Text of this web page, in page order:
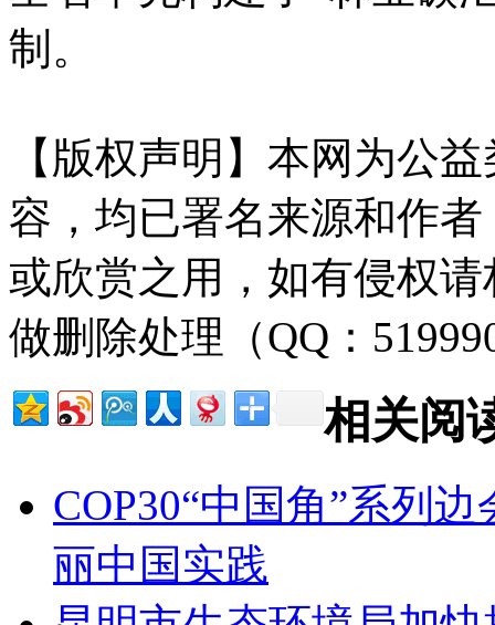
制。
【版权声明】本网为公
容，均已署名来源和作
或欣赏之用，如有侵权
做删除处理（QQ：
相关阅
COP30“中国角”系列
丽中国实践